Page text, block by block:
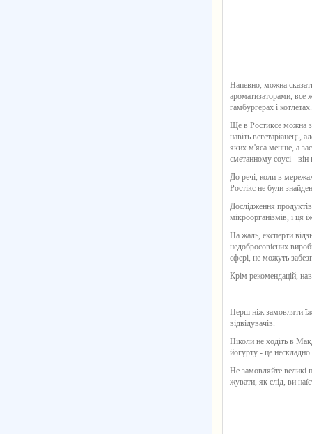
Напевно, можна
ароматизаторами, все
гамбургерах і котлетах.
Ще в Ростиксе можна
навіть
яких м'яса менше, а
сметанному соусі -
До речі, коли в
Ростікс не були
Дослідження
мікроорганізмів, і ця
На жаль, експерти
недобросовісних
сфері, не можуть
Крім рекомендацій,
Перш ніж замовляти
відвідувачів.
Ніколи не ходіть в
йогурту - це
Не замовляйте великі
жувати, як слід, ви